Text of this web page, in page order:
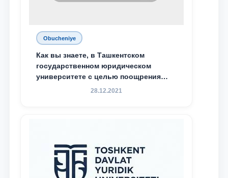
Obucheniye
Как вы знаете, в Ташкентском
государственном юридическом
университете с целью поощрения
талантливых, активных и
28.12.2021